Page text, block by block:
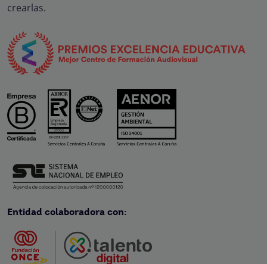
crearlas.
Entidad colaboradora con: